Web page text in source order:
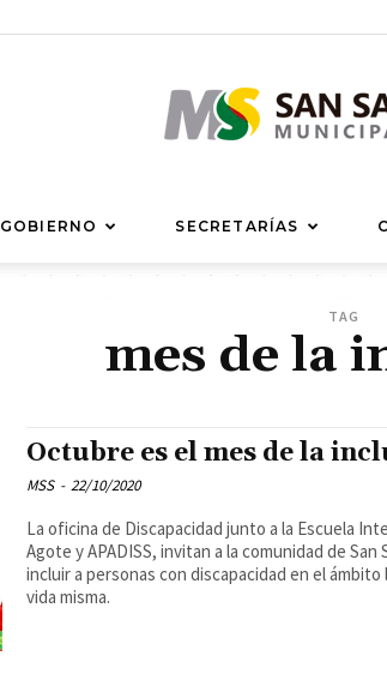
de
San
GOBIERNO SECRETARÍAS
TAG
mes de la
Octubre es el mes de la
MSS - 22/10/2020
La oficina de Discapacidad junto a la Escuela
Agote y APADISS, invitan a la comunidad de
incluir a personas con discapacidad en el
vida misma.